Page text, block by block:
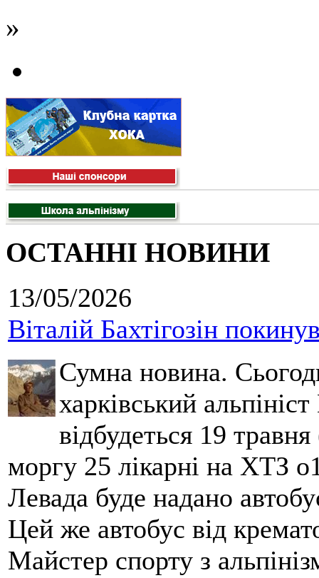
»
ОСТАННІ НОВИНИ
13/05/2026
Віталій Бахтігозін
Сумна новина.
харківський
відбудеться 19
моргу 25 лікарні на ХТЗ
Левада буде надано
Цей же автобус від
Майстер спорту з